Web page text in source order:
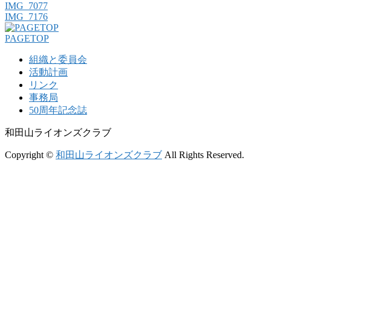
IMG_7077
IMG_7176
PAGETOP
組織と委員会
活動計画
リンク
事務局
50周年記念誌
和田山ライオンズクラブ
Copyright © 和田山ライオンズクラブ All Rights Reserved.